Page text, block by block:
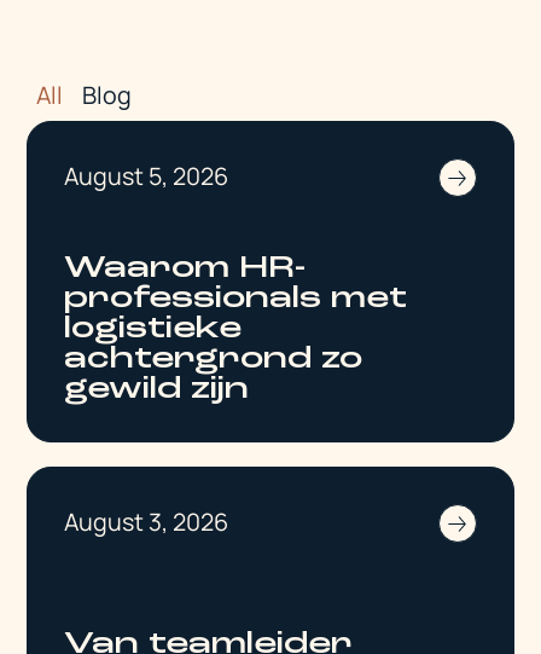
Blog
All
August 5, 2026
Waarom HR-
professionals met
logistieke
achtergrond zo
gewild zijn
August 3, 2026
Van teamleider